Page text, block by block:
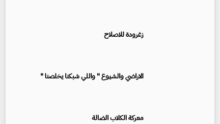
زغرودة للاصلاح
الاراضي والشيوع " واللي شبكنا يخلصنا "
معركة الكلاب الضالة